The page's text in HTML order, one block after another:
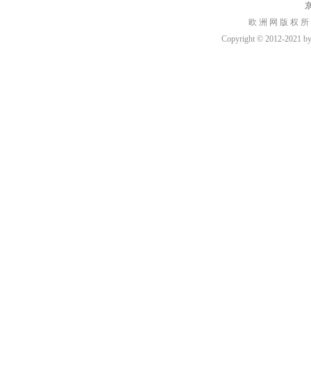
欧 洲 网 版 权
Copyright © 2012-2021